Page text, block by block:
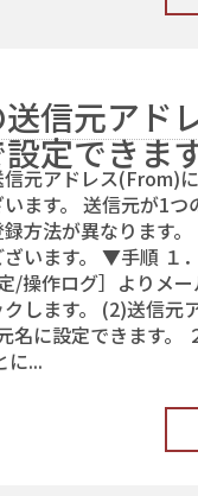
信元アド
定できま
元アドレス(From)
ます。 送信元が1
方法が異なります
います。 ▼手順 １
/操作ログ］よりメ
クします。 (2)送信元
名に設定できます。
に...